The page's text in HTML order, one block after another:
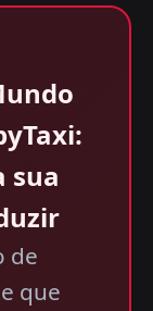
sua
de
que